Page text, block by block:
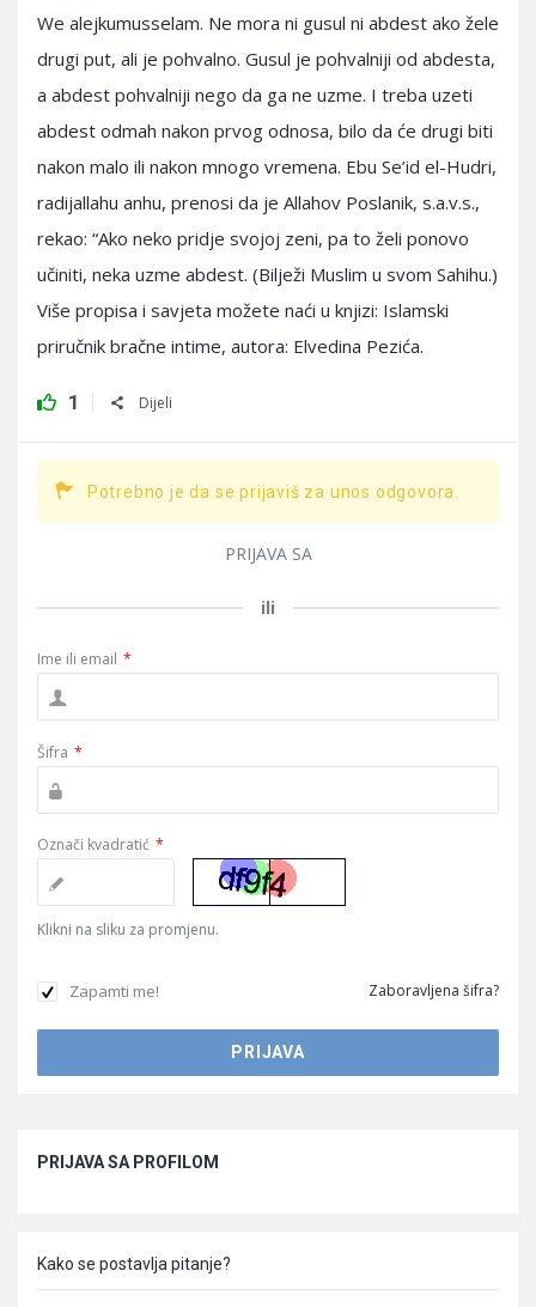
We alejkumusselam. Ne mora ni gusul ni abdest ako žele
drugi put, ali je pohvalno. Gusul je pohvalniji od abdesta,
a abdest pohvalniji nego da ga ne uzme. I treba uzeti
abdest odmah nakon prvog odnosa, bilo da će drugi biti
nakon malo ili nakon mnogo vremena. Ebu Se’id el-Hudri,
radijallahu anhu, prenosi da je Allahov Poslanik, s.a.v.s.,
rekao: “Ako neko pridje svojoj zeni, pa to želi ponovo
učiniti, neka uzme abdest. (Bilježi Muslim u svom Sahihu.)
Više propisa i savjeta možete naći u knjizi: Islamski
priručnik bračne intime, autora: Elvedina Pezića.
1 Dijeli
Potrebno je da se prijaviš za unos odgovora.
PRIJAVA SA
ili
Ime ili email *
Šifra *
Označi kvadratić *
Klikni na sliku za promjenu.
Zapamti me! Zaboravljena šifra?
PRIJAVA SA PROFILOM
Kako se postavlja pitanje?